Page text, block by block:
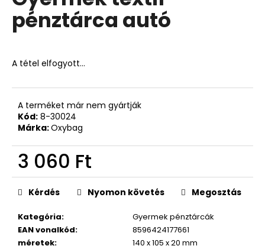
ből
0,0
pénztárca autó
A tétel elfogyott…
A terméket már nem gyártják
Kód: 8-30024
Márka:Oxybag
3 060 Ft
Egységár:
Kategória:
Gyermek pénztárcák
EAN vonalkód:
8596424177661
méretek:
140 x 105 x 20 mm
Kérdés Nyomon követés Megosztás
A
á
l
u
k
RÉSZES
SZETT
PREMIUM
18
790
Ft